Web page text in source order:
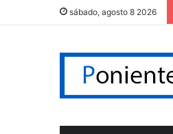
sábado, agosto 8 2026